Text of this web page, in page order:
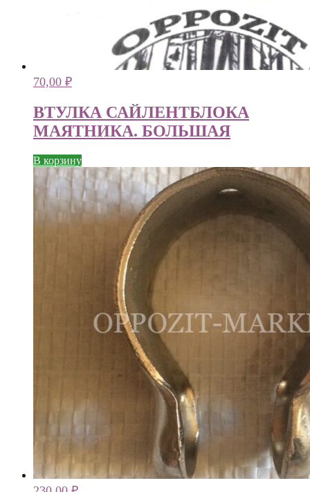
70,00 ₽
ВТУЛКА САЙЛЕНТБЛОКА
МАЯТНИКА. БОЛЬШАЯ
В корзину